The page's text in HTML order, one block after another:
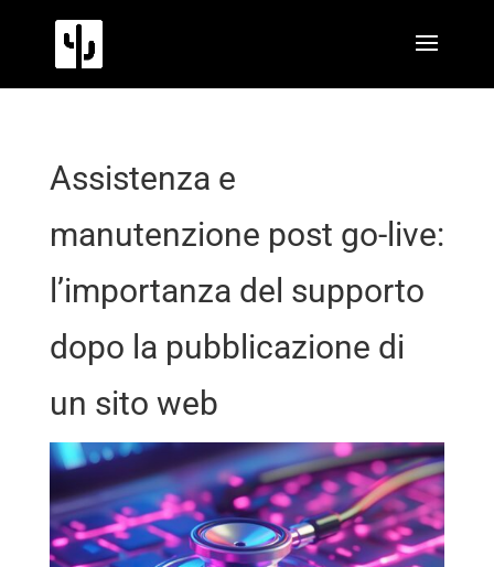
Assistenza e
manutenzione post go-live:
l’importanza del supporto
dopo la pubblicazione di
un sito web